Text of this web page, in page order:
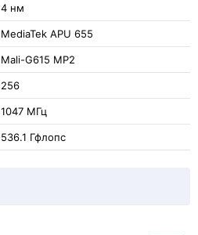
4 нм
MediaTek APU 655
Mali-G615 MP2
256
1047 МГц
536.1 Гфлопс